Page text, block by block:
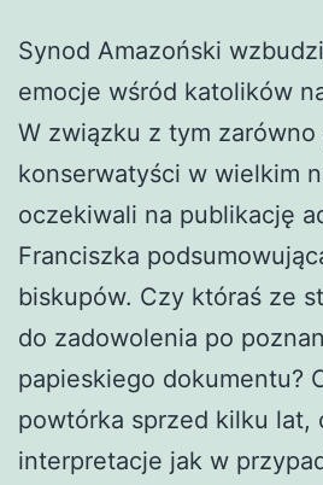
Synod Amazoński
emocje wśród katolików
W związku z tym
konserwatyści w wielkim
oczekiwali na publikację
Franciszka
biskupów. Czy któraś ze
do zadowolenia po
papieskiego dokumentu?
powtórka sprzed kilku lat,
interpretacje jak w